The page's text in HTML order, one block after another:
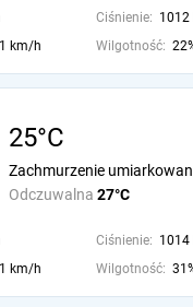
Ciśnienie: 1012
km/h Wilgotność:
25°C
Odczuwalna 27°C
Zachmurzenie
Ciśnienie: 1014
km/h Wilgotność: